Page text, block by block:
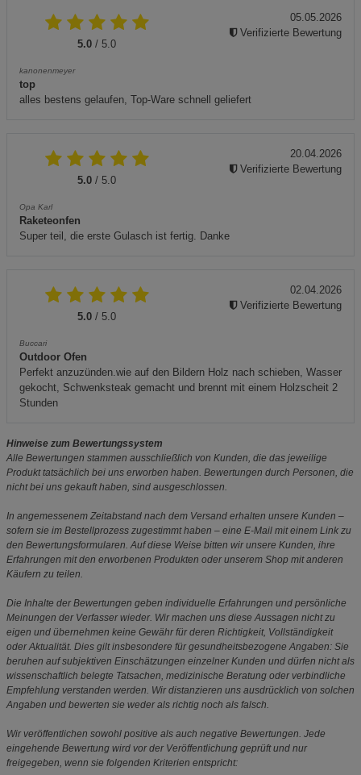
5.0 / 5.0
kanonenmeyer
top
alles bestens gelaufen, Top-Ware schnell geliefert
05.05.2026
Verifizierte Bewertung
5.0 / 5.0
Opa Karl
Raketeonfen
Super teil, die erste Gulasch ist fertig. Danke
20.04.2026
Verifizierte Bewertung
5.0 / 5.0
Buccari
Outdoor Ofen
Perfekt anzuzünden.wie auf den Bildern Holz nach schieben, Wasser
gekocht, Schwenksteak gemacht und brennt mit einem Holzscheit 2
Stunden
02.04.2026
Verifizierte Bewertung
Hinweise zum Bewertungssystem
Alle Bewertungen stammen ausschließlich von Kunden, die das jeweilige
Produkt tatsächlich bei uns erworben haben. Bewertungen durch Personen, die
nicht bei uns gekauft haben, sind ausgeschlossen.
In angemessenem Zeitabstand nach dem Versand erhalten unsere Kunden –
sofern sie im Bestellprozess zugestimmt haben – eine E-Mail mit einem Link zu
den Bewertungsformularen. Auf diese Weise bitten wir unsere Kunden, ihre
Erfahrungen mit den erworbenen Produkten oder unserem Shop mit anderen
Käufern zu teilen.
Die Inhalte der Bewertungen geben individuelle Erfahrungen und persönliche
Meinungen der Verfasser wieder. Wir machen uns diese Aussagen nicht zu
eigen und übernehmen keine Gewähr für deren Richtigkeit, Vollständigkeit
oder Aktualität. Dies gilt insbesondere für gesundheitsbezogene Angaben: Sie
beruhen auf subjektiven Einschätzungen einzelner Kunden und dürfen nicht als
wissenschaftlich belegte Tatsachen, medizinische Beratung oder verbindliche
Empfehlung verstanden werden. Wir distanzieren uns ausdrücklich von solchen
Angaben und bewerten sie weder als richtig noch als falsch.
Wir veröffentlichen sowohl positive als auch negative Bewertungen. Jede
eingehende Bewertung wird vor der Veröffentlichung geprüft und nur
freigegeben, wenn sie folgenden Kriterien entspricht: